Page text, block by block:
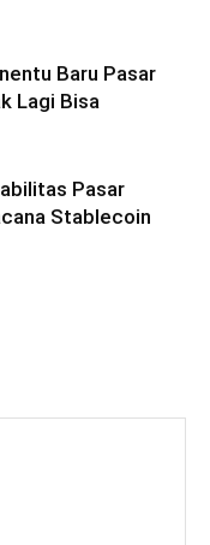
Baru Pasar
Lagi Bisa
Pasar
Stablecoin